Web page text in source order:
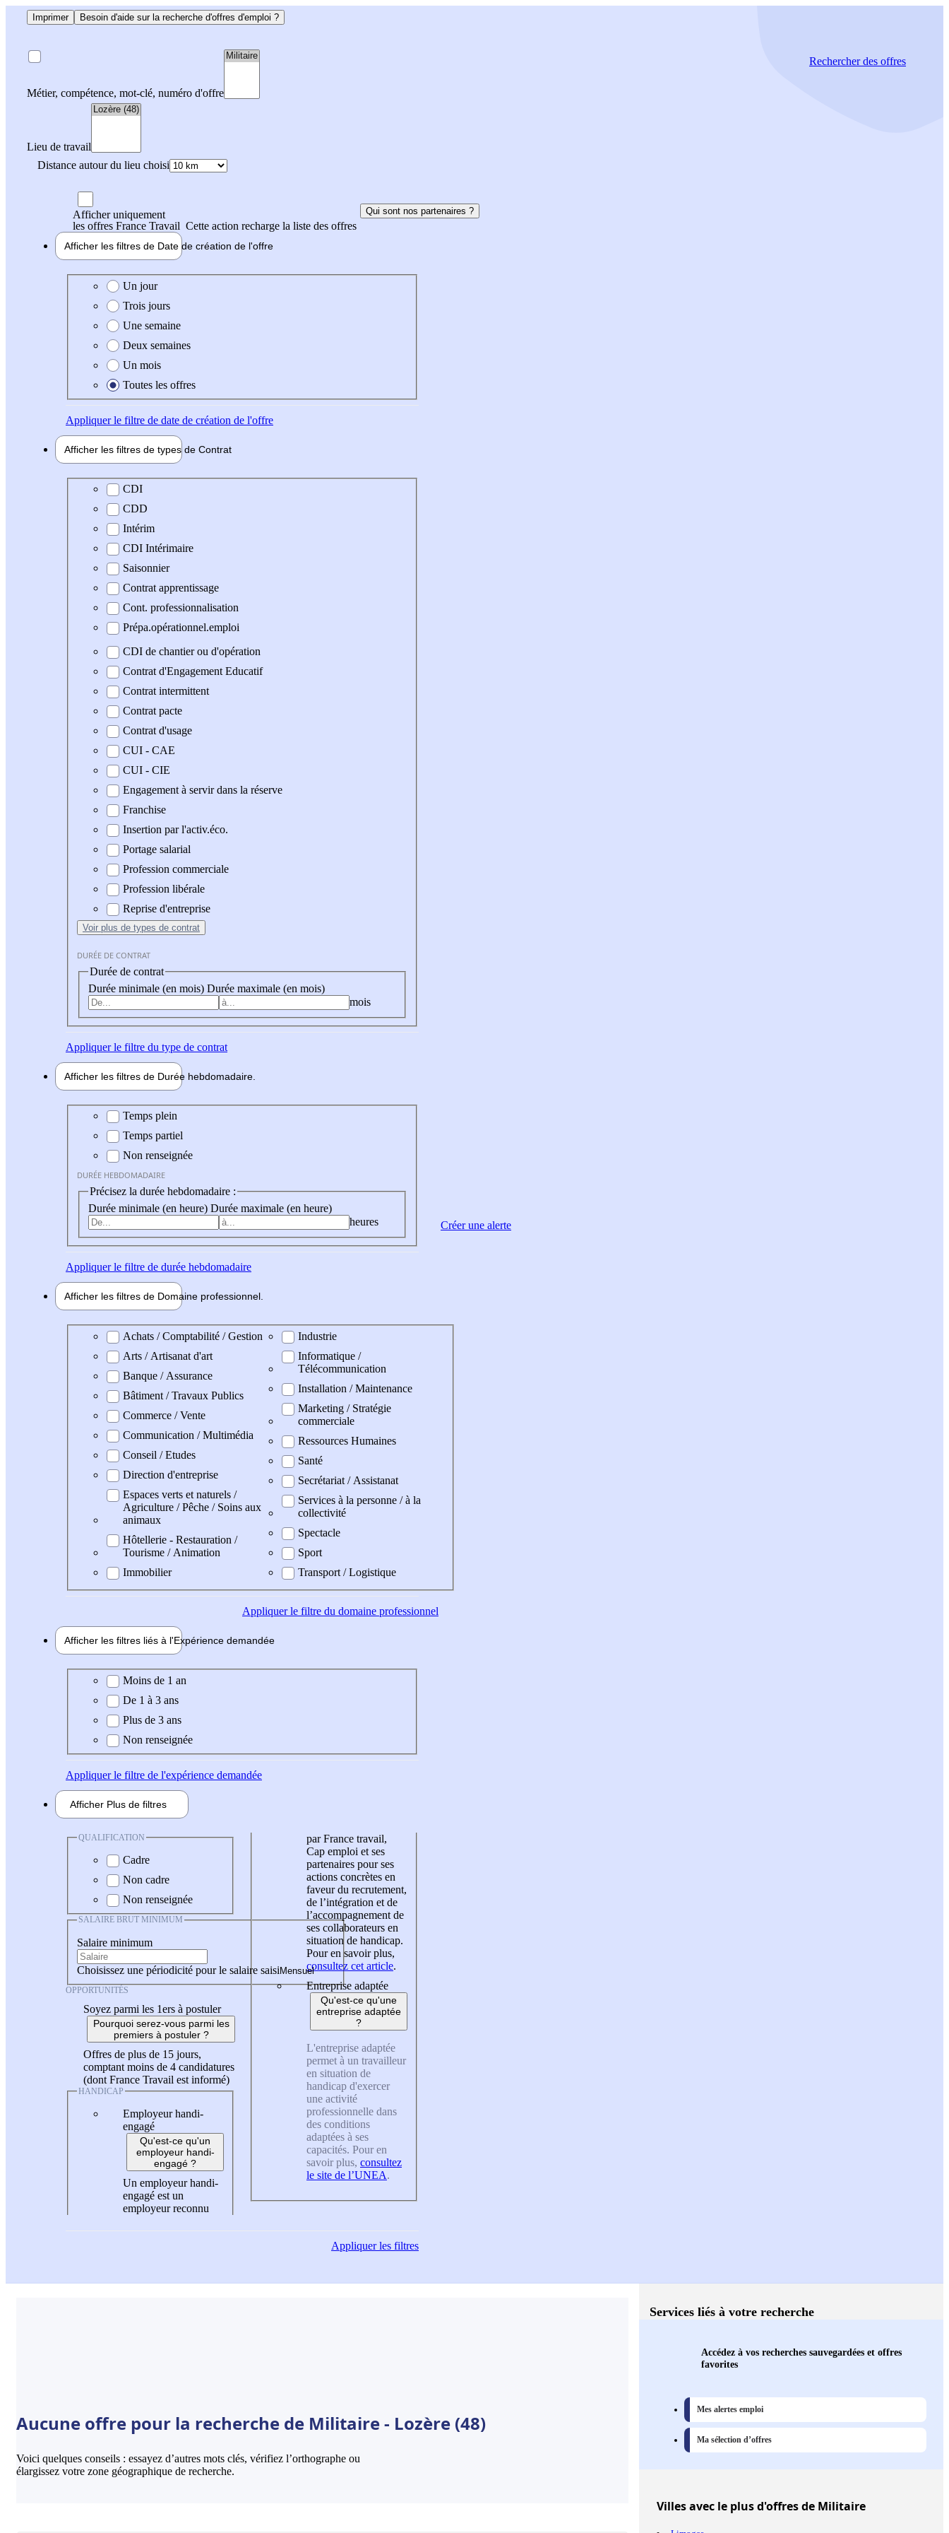
Imprimer Besoin d'aide sur la recherche d'offres d'emploi ?
Métier, compétence, mot-clé, numéro d'offre
Lieu de travail
Distance autour du lieu choisi
Rechercherdes offres
Afficher uniquement
les offres France Travail Cette action recharge la liste des offres
Qui sont nos partenaires ?
Afficher les filtres de Date de création de l'offre
Date de création de l'offre
Un jour
Trois jours
Une semaine
Deux semaines
Un mois
Toutes les offres
Appliquerle filtre de date de création de l'offre
Afficher les filtres de types de Contrat
Type de contrat
CDI
CDD
Intérim
CDI Intérimaire
Saisonnier
Contrat apprentissage
Cont. professionnalisation
Prépa.opérationnel.emploi
CDI de chantier ou d'opération
Contrat d'Engagement Educatif
Contrat intermittent
Contrat pacte
Contrat d'usage
CUI - CAE
CUI - CIE
Engagement à servir dans la réserve
Franchise
Insertion par l'activ.éco.
Portage salarial
Profession commerciale
Profession libérale
Reprise d'entreprise
Voir plus de types de contrat
DURÉE DE CONTRAT
Durée de contrat
Durée minimale (en mois) Durée maximale (en mois)
mois
Appliquerle filtre du type de contrat
Afficher les filtres de Durée hebdomadaire
Durée hebdomadaire
Temps plein
Temps partiel
Non renseignée
DURÉE HEBDOMADAIRE
Précisez la durée hebdomadaire :
Durée minimale (en heure) Durée maximale (en heure)
heures
Appliquerle filtre de durée hebdomadaire
Afficher les filtres de Domaine professionnel
Domaine professionel
Achats / Comptabilité / Gestion
Arts / Artisanat d'art
Banque / Assurance
Bâtiment / Travaux Publics
Commerce / Vente
Communication / Multimédia
Conseil / Etudes
Direction d'entreprise
Espaces verts et naturels /
Agriculture / Pêche / Soins aux
animaux
Hôtellerie - Restauration /
Tourisme / Animation
Immobilier
Industrie
Informatique /
Télécommunication
Installation / Maintenance
Marketing / Stratégie
commerciale
Ressources Humaines
Santé
Secrétariat / Assistanat
Services à la personne / à la
collectivité
Spectacle
Sport
Transport / Logistique
Appliquerle filtre du domaine professionnel
Afficher les filtres liés à l'Expérience demandée
Expérience demandée
Moins de 1 an
De 1 à 3 ans
Plus de 3 ans
Non renseignée
Appliquerle filtre de l'expérience demandée
Afficher Plus de filtres
QUALIFICATION
Cadre
Non cadre
Non renseignée
SALAIRE BRUT MINIMUM
Salaire minimum
Choisissez une périodicité pour le salaire saisi
OPPORTUNITÉS
Soyez parmi les 1ers à postuler
Pourquoi serez-vous parmi les
premiers à postuler ?
Offres de plus de 15 jours,
comptant moins de 4 candidatures
(dont France Travail est informé)
HANDICAP
Employeur handi-
engagé
Qu'est-ce qu'un
employeur handi-
engagé ?
Un employeur handi-
engagé est un
employeur reconnu
par France travail,
Cap emploi et ses
partenaires pour ses
actions concrètes en
faveur du recrutement,
de l’intégration et de
l’accompagnement de
ses collaborateurs en
situation de handicap.
Pour en savoir plus,
consultez cet article.
Entreprise adaptée
Qu'est-ce qu'une
entreprise adaptée
?
L'entreprise adaptée
permet à un travailleur
en situation de
handicap d'exercer
une activité
professionnelle dans
des conditions
adaptées à ses
capacités. Pour en
savoir plus, consultez
le site de l’UNEA.
Appliquerles filtres
Créer une alerte
Aucune offre pour la recherche de Militaire - Lozère (48)
Voici quelques conseils : essayez d’autres mots clés, vérifiez l’orthographe ou
élargissez votre zone géographique de recherche.
Services liés à votre recherche
Accédez à vos recherches sauvegardées et offres
favorites
Mes alertes emploi
Ma sélection d’offres
Villesavec le plus d'offres de Militaire